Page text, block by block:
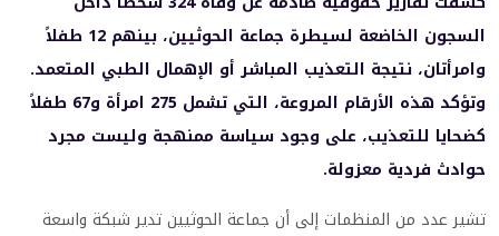
السجون الخاضعة لسيطرة جماعة الحوثيين، بينهم 12 طفلاً
وامرأتان، نتيجة التعذيب المباشر أو الإهمال الطبي المتعمد.
وتؤكد هذه الأرقام المروعة، التي تشمل 275 امرأة و67 طفلاً
كضحايا للتعذيب، على وجود سياسة ممنهجة وليست مجرد
حوادث فردية معزولة.
تشير عدد من المنظمات إلى أن جماعة الحوثيين تدير شبكة واسعة